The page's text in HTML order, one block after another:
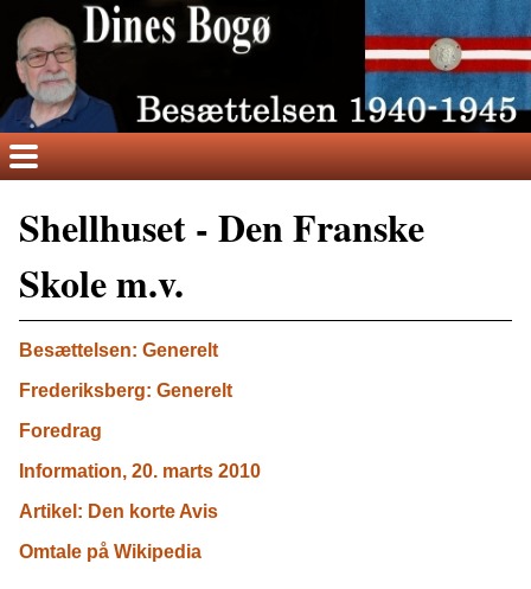
Shellhuset - Den Franske
Skole m.v.
Besættelsen: Generelt
Frederiksberg: Generelt
Foredrag
Information, 20. marts 2010
Artikel: Den korte Avis
Omtale på Wikipedia